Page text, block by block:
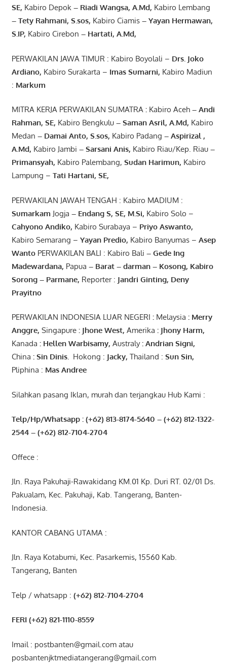
SE, Kabiro Depok– Riadi Wangsa, A.Md, Kabiro Lembang
– Tety Rahmani, S.sos, Kabiro Ciamis– Yayan Hermawan,
S.IP, Kabiro Cirebon – Hartati, A.Md,
PERWAKILAN JAWA TIMUR : Kabiro Boyolali – Drs. Joko
Ardiano, Kabiro Surakarta – Imas Sumarni, Kabiro Madiun
: Markum
MITRA KERJA PERWAKILAN SUMATRA :Kabiro Aceh– Andi
Rahman, SE, Kabiro Bengkulu– Saman Asril, A.Md, Kabiro
Medan – Damai Anto, S.sos, Kabiro Padang – Aspirizal ,
A.Md, Kabiro Jambi – Sarsani Anis, Kabiro Riau/Kep. Riau–
Primansyah, Kabiro Palembang, Sudan Harimun, Kabiro
Lampung – Tati Hartani, SE,
PERWAKILAN JAWAH TENGAH : Kabiro MADIUM :
Sumarkam Jogja – EndangS, SE, M.Si, Kabiro Solo –
Cahyono Andiko, Kabiro Surabaya – Priyo Aswanto,
Kabiro Semarang – Yayan Predio, Kabiro Banyumas – Asep
WantoPERWAKILAN BALI : Kabiro Bali – Gede Ing
Madewardana, Papua – Barat – darman– Kosong, Kabiro
Sorong– Parmane, Reporter : Jandri Ginting, Deny
Prayitno
PERWAKILAN INDONESIA LUAR NEGERI : Melaysia : Merry
Anggre, Singapure: JhoneWest, Amerika : JhonyHarm,
Kanada : Hellen Warbisamy, Australy: Andrian Signi,
China : Sin Dinis. Hokong : Jacky, Thailand : Sun Sin,
Pliphina : Mas Andree
Silahkan pasang Iklan, murah dan terjangkau Hub Kami :
Telp/Hp/Whatsapp : (+62) 813-8174-5640 – (+62) 812-1322-
2544– (+62) 812-7104-2704
Offece :
Jln. Raya Pakuhaji-Rawakidang KM.01 Kp. Duri RT. 02/01 Ds.
Pakualam, Kec. Pakuhaji, Kab. Tangerang, Banten-
Indonesia.
KANTOR CABANG UTAMA :
Jln. Raya Kotabumi, Kec. Pasarkemis, 15560 Kab.
Tangerang, Banten
Telp / whatsapp : (+62) 812-7104-2704
FERI (+62) 821-1110-8559
Imail : postbanten@gmail.com atau
posbantenjktmediatangerang@gmail.com